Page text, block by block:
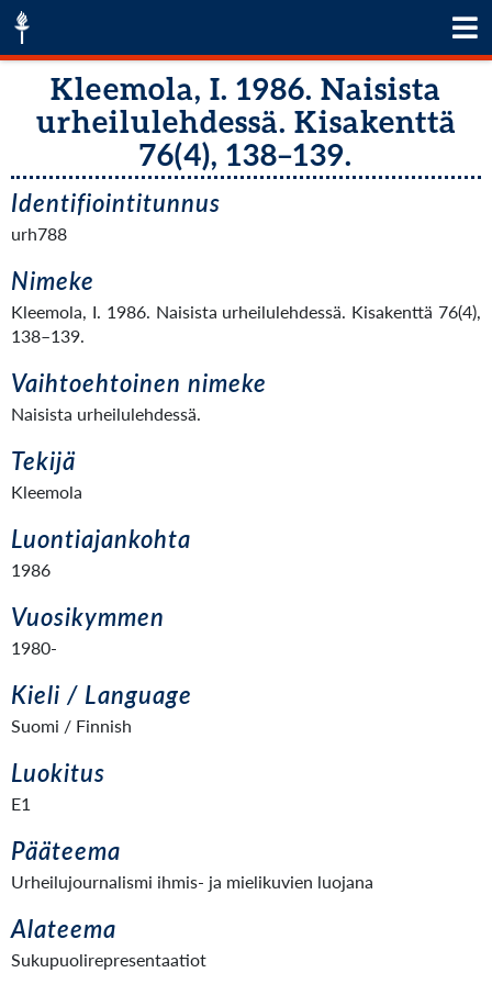
Kleemola, I. 1986. Naisista
urheilulehdessä. Kisakenttä
76(4), 138–139.
Identifiointitunnus
urh788
Nimeke
Kleemola, I. 1986. Naisista urheilulehdessä. Kisakenttä 76(4),
138–139.
Vaihtoehtoinen nimeke
Naisista urheilulehdessä.
Tekijä
Kleemola
Luontiajankohta
1986
Vuosikymmen
1980-
Kieli / Language
Suomi / Finnish
Luokitus
E1
Pääteema
Urheilujournalismi ihmis- ja mielikuvien luojana
Alateema
Sukupuolirepresentaatiot